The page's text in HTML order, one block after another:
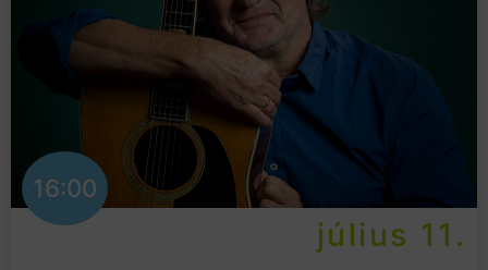
16:00
július 11.